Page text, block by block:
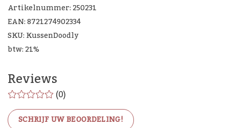
Artikelnummer: 250231
EAN: 8721274902334
SKU: KussenDoodly
btw: 21%
Reviews
(0)
SCHRIJF UW BEOORDELING!